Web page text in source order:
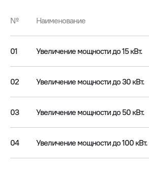
№ Наименование
01 Увеличение мощности до 15 кВт.
02 Увеличение мощности до 30 кВт.
03 Увеличение мощности до 50 кВт.
04 Увеличение мощности до 100 кВт.